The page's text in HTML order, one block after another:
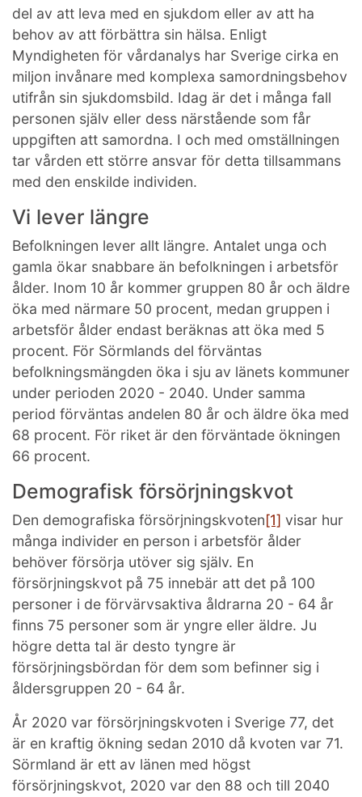
del av att leva med en sjukdom eller av att ha
behov av att förbättra sin hälsa. Enligt
Myndigheten för vårdanalys har Sverige cirka en
miljon invånare med komplexa samordningsbehov
utifrån sin sjukdomsbild. Idag är det i många fall
personen själv eller dess närstående som får
uppgiften att samordna. I och med omställningen
tar vården ett större ansvar för detta tillsammans
med den enskilde individen.
Vi lever längre
Befolkningen lever allt längre. Antalet unga och
gamla ökar snabbare än befolkningen i arbetsför
ålder. Inom 10 år kommer gruppen 80 år och äldre
öka med närmare 50 procent, medan gruppen i
arbetsför ålder endast beräknas att öka med 5
procent. För Sörmlands del förväntas
befolkningsmängden öka i sju av länets kommuner
under perioden 2020 - 2040. Under samma
period förväntas andelen 80 år och äldre öka med
68 procent. För riket är den förväntade ökningen
66 procent.
Demografisk försörjningskvot
Den demografiska försörjningskvoten[1] visar hur
många individer en person i arbetsför ålder
behöver försörja utöver sig själv. En
försörjningskvot på 75 innebär att det på 100
personer i de förvärvsaktiva åldrarna 20 - 64 år
finns 75 personer som är yngre eller äldre. Ju
högre detta tal är desto tyngre är
försörjningsbördan för dem som befinner sig i
åldersgruppen 20 - 64 år.
År 2020 var försörjningskvoten i Sverige 77, det
är en kraftig ökning sedan 2010 då kvoten var 71.
Sörmland är ett av länen med högst
försörjningskvot, 2020 var den 88 och till 2040